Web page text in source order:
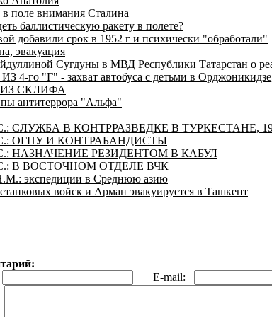
поле внимания Сталина
баллистическую ракету в полете?
добавили срок в 1952 г и психически "обработали"
эвакуация
Сугдуны в МВД Республики Татарстан о
го "Г" - захват автобуса с детьми в
СКЛИФА
антитеррора "Альфа"
СЛУЖБА В КОНТРРАЗВЕДКЕ В ТУРКЕСТАНЕ,
ОГПУ И КОНТРАБАНДИСТЫ
НАЗНАЧЕНИЕ РЕЗИДЕНТОМ В КАБУЛ
В ВОСТОЧНОМ ОТДЕЛЕ ВЧК
экспедиции в Среднюю азию
войск и Арман эвакуируется в Ташкент
E-mail: